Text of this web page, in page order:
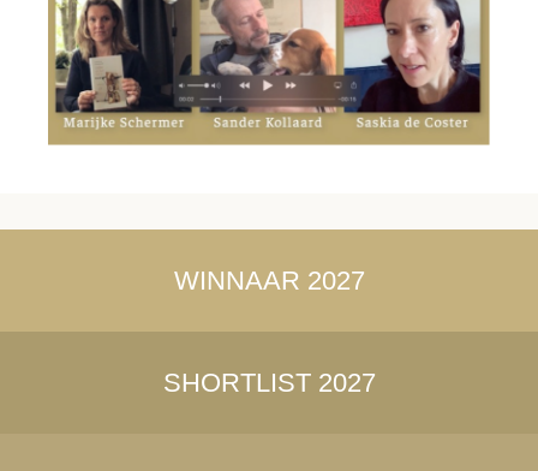
WINNAAR 2027
SHORTLIST 2027